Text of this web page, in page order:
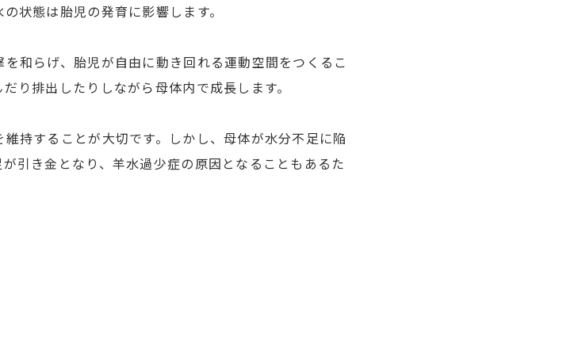
状態は胎児の発育に影響します。
和らげ、胎児が自由に動き回れる運動空間をつくるこ
り排出したりしながら母体内で成長します。
持することが大切です。しかし、母体が水分不足に陥
引き金となり、羊水過少症の原因となることもあるた